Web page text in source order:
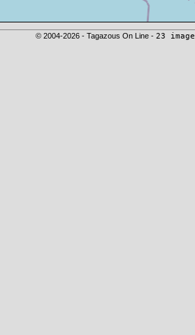
© 2004-2026 - Tagazous On Line - 23